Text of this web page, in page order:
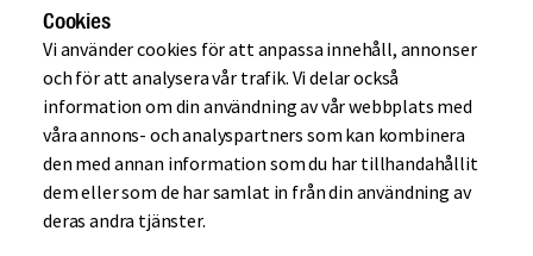
Om Mio
Handla på Mio
Hjälp
Cookies
Vi använder cookies för att anpassa innehåll, annonser
och för att analysera vår trafik. Vi delar också
information om din användning av vår webbplats med
våra annons- och analyspartners som kan kombinera
den med annan information som du har tillhandahållit
dem eller som de har samlat in från din användning av
deras andra tjänster.